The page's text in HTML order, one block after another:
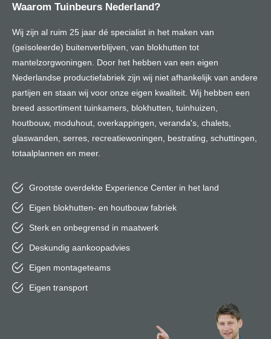
Waarom Tuinbeurs Nederland?
Wij zijn al ruim 25 jaar dé specialist in het maken van
(geïsoleerde) buitenverblijven, van blokhutten tot
mantelzorgwoningen. Door het hebben van een eigen
Nederlandse productiefabriek zijn wij niet afhankelijk van andere
partijen en staan wij voor onze eigen kwaliteit. Wij hebben een
breed assortiment tuinkamers, blokhutten, tuinhuizen,
houtbouw, moduhout, overkappingen, veranda's, chalets,
glaswanden, serres, recreatiewoningen, bestrating, schuttingen,
totaalplannen en meer.
Grootste overdekte Experience Center in het land
Eigen blokhutten- en houtbouw fabriek
Sterk en onbegrensd in maatwerk
Deskundig aankoopadvies
Eigen montageteams
Eigen transport